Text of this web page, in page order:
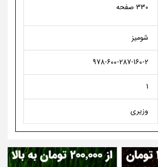
330 صفحه
شومیز
978-600-287-160-2
1
وزیری